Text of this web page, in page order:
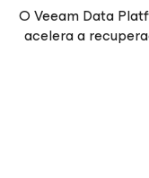
O Veeam Data
acelera a